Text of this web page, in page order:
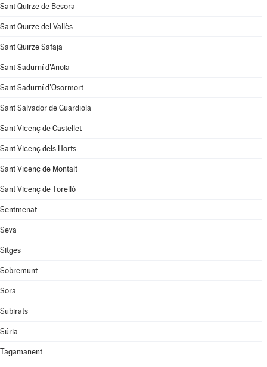
Sant Quirze de Besora
Sant Quirze del Vallès
Sant Quirze Safaja
Sant Sadurní d'Anoia
Sant Sadurní d'Osormort
Sant Salvador de Guardiola
Sant Vicenç de Castellet
Sant Vicenç dels Horts
Sant Vicenç de Montalt
Sant Vicenç de Torelló
Sentmenat
Seva
Sitges
Sobremunt
Sora
Subirats
Súria
Tagamanent